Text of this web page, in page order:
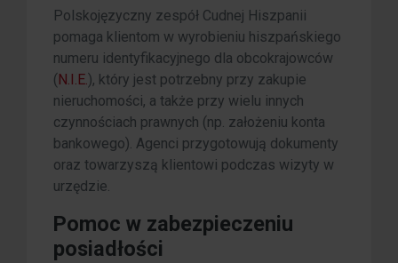
Polskojęzyczny zespół Cudnej Hiszpanii
pomaga klientom w wyrobieniu hiszpańskiego
numeru identyfikacyjnego dla obcokrajowców
( N.I.E.), który jest potrzebny przy zakupie
nieruchomości, a także przy wielu innych
czynnościach prawnych (np. założeniu konta
bankowego). Agenci przygotowują dokumenty
oraz towarzyszą klientowi podczas wizyty w
urzędzie.
Pomoc w zabezpieczeniu
posiadłości